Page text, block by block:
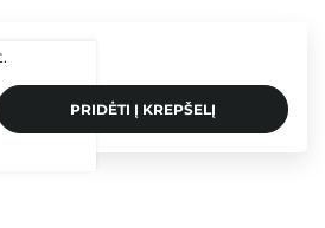
PRIDĖTI Į KREPŠELĮ